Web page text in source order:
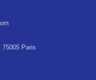
75005 Paris